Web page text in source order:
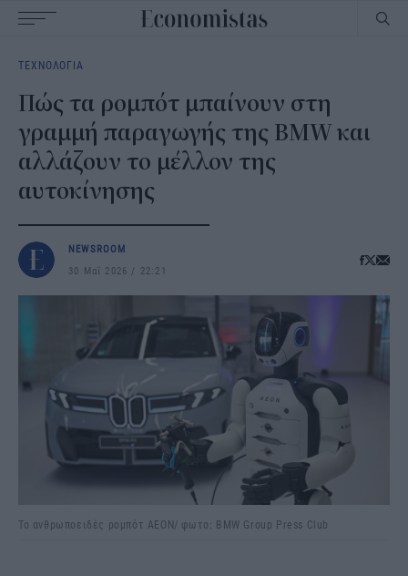
navigation
ΤΕΧΝΟΛΟΓΙΑ
Πώς τα ρομπότ μπαίνουν στη
γραμμή παραγωγής της BMW και
αλλάζουν το μέλλον της
αυτοκίνησης
NEWSROOM
30 Μαΐ 2026
22:21
Το ανθρωποειδές ρομπότ ΑΕΟΝ/ φωτο: BMW Group Press Club